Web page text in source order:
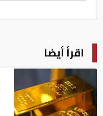
اقرأ أيضا